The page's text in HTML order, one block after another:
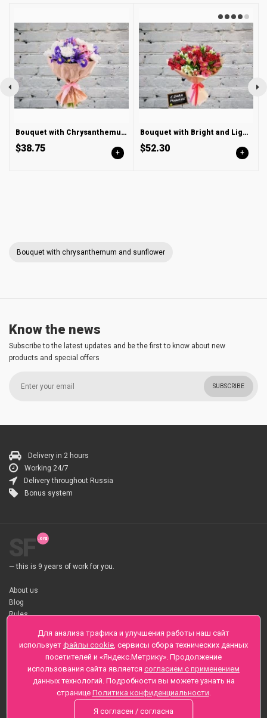
Bouquet with Chrysanthemum and Irises
$38.75 +
Bouquet with Bright and Light Alstroemeria
$52.30 +
Bouquet with chrysanthemum and sunflower
Know the news
Subscribe to the latest updates and be the first to know about new
products and special offers
SUBSCRIBE
Delivery in 2 hours
Working 24/7
Delivery throughout Russia
Bonus system
— this is 9 years of work for you.
About us
Blog
Rules
About flower Delivery
Payment
Telegramm
Sankt-Peterburg, Zaozernaya 6
+7 (812) 425-01-16
Questions? Call 24 hours
Для анализа трафика и улучшения работы наш сайт
использует файлы cookie, сервисы сбора технических данных
посетителей и «Яндекс.Метрику». Продолжение
использования сайта является согласием с применением
данных технологий. Подробности вы можете узнать на
странице Политика конфиденциальности.
Я согласен / согласна